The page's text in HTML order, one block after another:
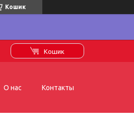
Кошик
Кошик
О нас Контакты